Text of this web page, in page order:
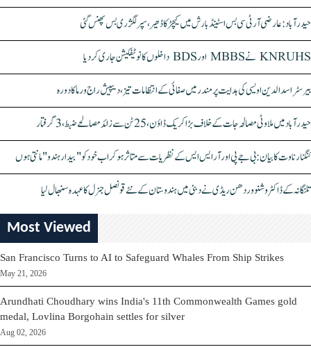
حیدرآباد: عارضی آر ٹی سی بس اسٹینڈ بارش میں کیچڑ کا ڈھیر، سپر لگژری بس پھنس گئی
KNRUHS نے MBBS اور BDS داخلوں کا نوٹیفکیشن جاری کر دیا
بیرسٹر اسدالدین اویسی کی ہدایت پر مندر میں صفائی کے انتظامات تیز، دیپیش راج ورما کا دورہ
حیدرآباد میں ملاوٹی مصالحہ جات کے خلاف بڑا کریک ڈاؤن، 25 ٹن سے زائد مصالحے ضبط، 3 گرفتار
کنگنا رناوت کا بیان: بی جے پی اور آر ایس ایس کے نظریات سے متاثر ہو کر اب خود کو "بیدار ہندو" مانتی ہوں
تلنگانہ کے ڈاکٹر وشنو وردھن ریڈی نے دبئی میں ہندوستان کے نئے قونصل جنرل کا عہدہ سنبھال لیا
Most Viewed
San Francisco Turns to AI to Safeguard Whales From Ship Strikes
May 21, 2026
Arundhati Choudhary wins India's 11th Commonwealth Games gold
medal, Lovlina Borgohain settles for silver
Aug 02, 2026